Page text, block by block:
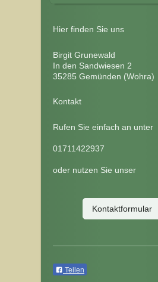
Hier finden Sie uns
Birgit Grunewald
In den Sandwiesen 2
35285 Gemünden (Wohra)
Kontakt
Rufen Sie einfach an unter
01711422937
oder nutzen Sie unser
Kontaktformular
Teilen